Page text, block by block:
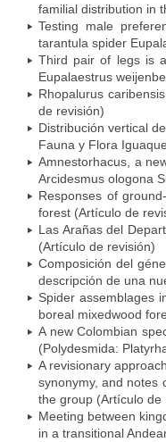
familial distribution in
Testing male
tarantula spider
Third pair of legs is
Eupalaestrus
Rhopalurus
de revisión)
Distribución vertical
Fauna y Flora
Amnestorhacus, a
Arcidesmus ologona
Responses of
forest (Artículo de
Las Arañas del
(Artículo de revisión)
Composición del
descripción de una
Spider assemblages
boreal mixedwood
A new Colombian
(Polydesmida:
A revisionary
synonymy, and notes
the group (Artículo de
Meeting between
in a transitional